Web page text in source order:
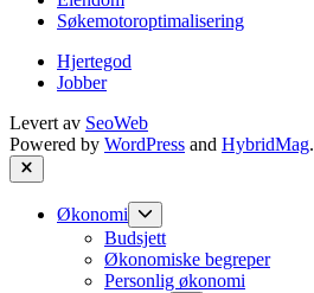
Søkemotoroptimalisering
Hjertegod
Jobber
Levert av SeoWeb
Powered by WordPress and HybridMag.
Close
Økonomi
sub
menu
Budsjett
Økonomiske begreper
Personlig økonomi